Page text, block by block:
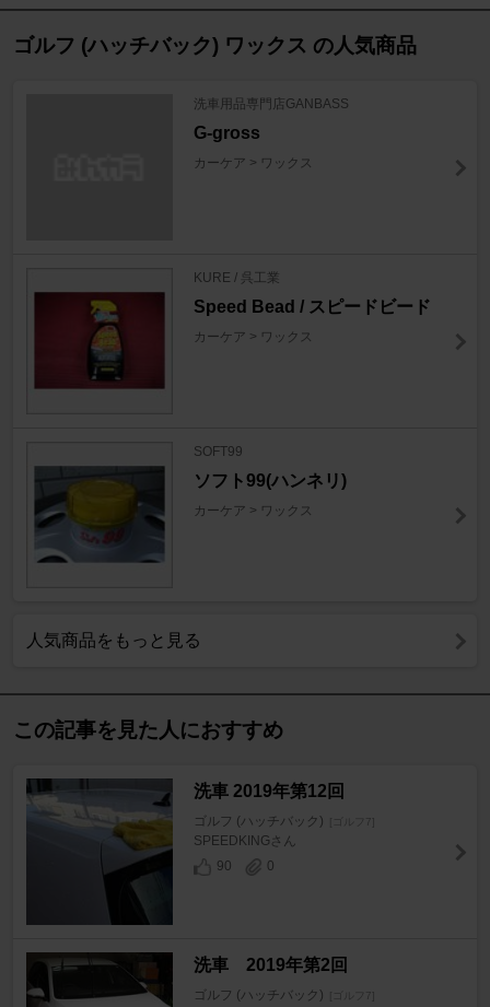
ゴルフ (ハッチバック) ワックス の人気商品
洗車用品専門店GANBASS
G-gross
カーケア > ワックス
KURE / 呉工業
Speed Bead / スピードビード
カーケア > ワックス
SOFT99
ソフト99(ハンネリ)
カーケア > ワックス
人気商品をもっと見る
この記事を見た人におすすめ
洗車 2019年第12回
ゴルフ (ハッチバック) [ゴルフ7]
SPEEDKINGさん
90
0
洗車 2019年第2回
ゴルフ (ハッチバック) [ゴルフ7]